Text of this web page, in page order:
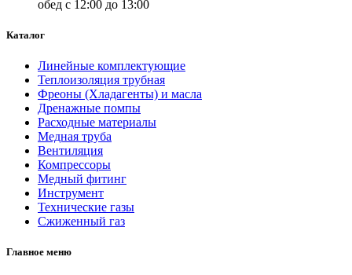
обед с 12:00 до 13:00
Каталог
Линейные комплектующие
Теплоизоляция трубная
Фреоны (Хладагенты) и масла
Дренажные помпы
Расходные материалы
Медная труба
Вентиляция
Компрессоры
Медный фитинг
Инструмент
Технические газы
Сжиженный газ
Главное меню